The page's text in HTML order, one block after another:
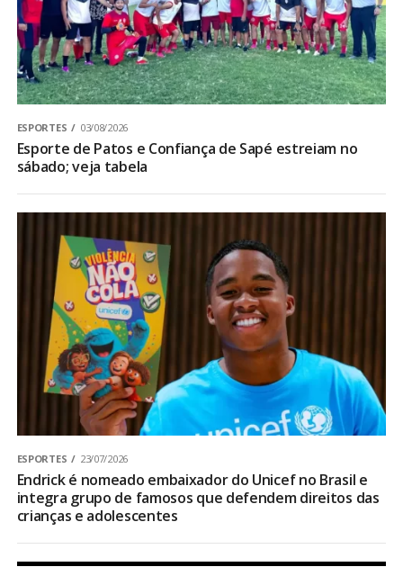
ESPORTES 03/08/2026
Esporte de Patos e Confiança de Sapé estreiam no
sábado; veja tabela
ESPORTES 23/07/2026
Endrick é nomeado embaixador do Unicef no Brasil e
integra grupo de famosos que defendem direitos das
crianças e adolescentes